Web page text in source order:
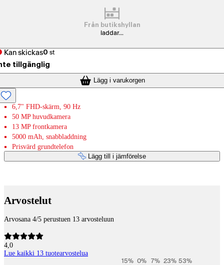
Från butikshyllan
laddar...
Kan skickas0 st
tillgänglig
Lägg i varukorgen
6,7" FHD-skärm, 90 Hz
50 MP huvudkamera
13 MP frontkamera
5000 mAh, snabbladdning
Prisvärd grundtelefon
Lägg till i jämförelse
Arvostelut
Arvosana 4/5 perustuen 13 arvosteluun
4,0
Lue kaikki 13 tuotearvostelua
15% 0% 7% 23% 53%